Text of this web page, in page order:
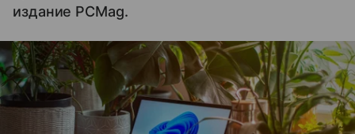
издание PCMag.